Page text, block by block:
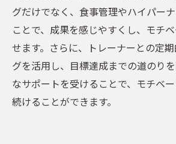
グだけでなく、食事管理やハイパー
ことで、成果を感じやすくし、モチ
せます。さらに、トレーナーとの定
グを活用し、目標達成までの道のり
なサポートを受けることで、モチベ
続けることができます。